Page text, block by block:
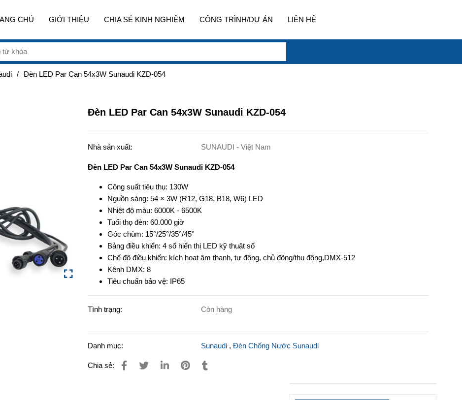
CHỦ GIỚI THIỆU CHIA SẺ KINH NGHIỆM CÔNG TRÌNH/DỰ ÁN LIÊN HỆ
/ Đèn LED Par Can 54x3W Sunaudi KZD-054
Đèn LED Par Can 54x3W Sunaudi KZD-054
Nhà sản xuất: SUNAUDI - Việt Nam
Đèn LED Par Can 54x3W Sunaudi KZD-054
Công suất tiêu thụ: 130W
Nguồn sáng: 54 × 3W (R12, G18, B18, W6) LED
Nhiệt độ màu: 6000K - 6500K
Tuổi thọ đèn: 60.000 giờ
Góc chùm: 15°/25°/35°/45°
Bảng điều khiển: 4 số hiển thị LED kỹ thuật số
Chế độ điều khiển: kích hoạt âm thanh, tự động, chủ động/thụ động,DMX-512
Kênh DMX: 8
Tiêu chuẩn bảo vệ: IP65
Tình trạng: Còn hàng
Danh mục: Sunaudi , Đèn Chống Nước Sunaudi
Chia sẻ: